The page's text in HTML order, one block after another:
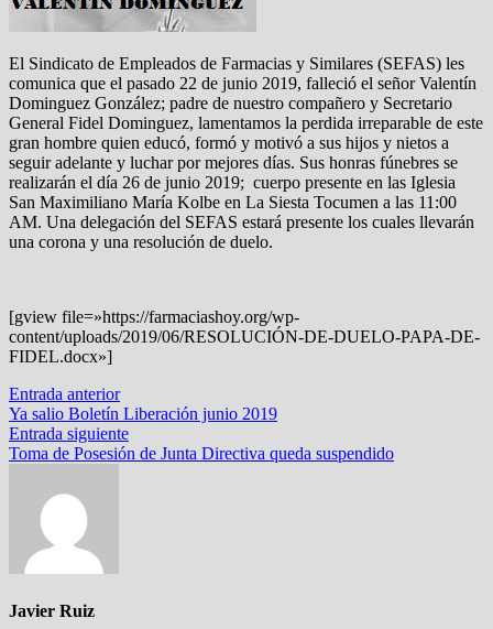
El Sindicato de Empleados de Farmacias y Similares (SEFAS) les
comunica que el pasado 22 de junio 2019, falleció el señor Valentín
Dominguez González; padre de nuestro compañero y Secretario
General Fidel Dominguez, lamentamos la perdida irreparable de este
gran hombre quien educó, formó y motivó a sus hijos y nietos a
seguir adelante y luchar por mejores días. Sus honras fúnebres se
realizarán el día 26 de junio 2019; cuerpo presente en las Iglesia
San Maximiliano María Kolbe en La Siesta Tocumen a las 11:00
AM. Una delegación del SEFAS estará presente los cuales llevarán
una corona y una resolución de duelo.
[gview file=»https://farmaciashoy.org/wp-
content/uploads/2019/06/RESOLUCIÓN-DE-DUELO-PAPA-DE-
FIDEL.docx»]
Navegación
de
entradas
Entrada anteriorEntrada
anterior:
Ya salio Boletín Liberación junio 2019
Entrada siguienteEntrada
siguiente:
Toma de Posesión de Junta Directiva queda suspendido
Javier Ruiz